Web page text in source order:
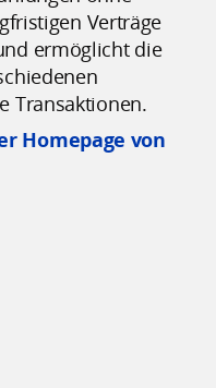
Verträge
ermöglicht die
Transaktionen.
Homepage von